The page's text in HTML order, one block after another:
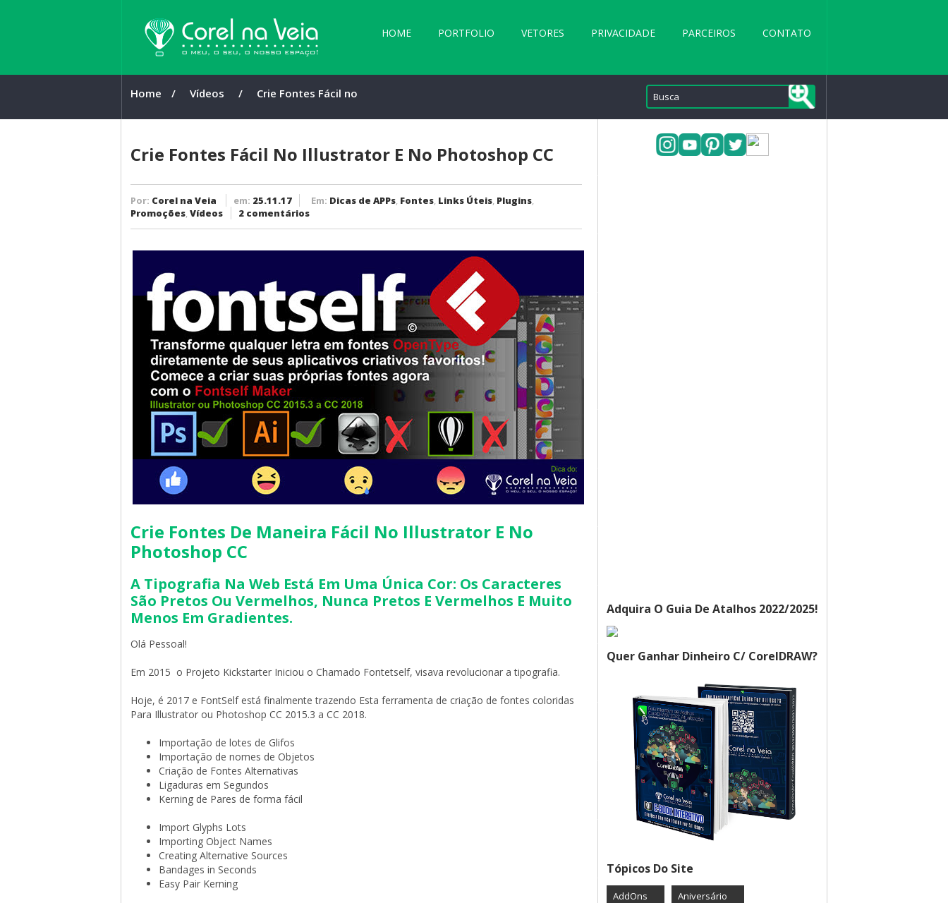
HOME PORTFOLIO VETORES PRIVACIDADE PARCEIROS CONTATO
Home / Vídeos /
Crie Fontes Fácil no
CC
Crie Fontes Fácil No Illustrator E No Photoshop CC
Por: Corel na Veia em: 25.11.17 Em: Dicas de APPs, Fontes, Links Úteis, Plugins,
Promoções,Vídeos 2 comentários
Crie Fontes De Maneira Fácil No Illustrator E No
Photoshop CC
A Tipografia Na Web Está Em Uma Única Cor: Os Caracteres
São Pretos Ou Vermelhos, Nunca Pretos E Vermelhos E Muito
Menos Em Gradientes.
Olá Pessoal!
Em 2015 o Projeto Kickstarter Iniciou o Chamado Fontetself, visava revolucionar a tipografia.
Hoje, é 2017 e FontSelf está finalmente trazendo Esta ferramenta de criação de fontes coloridas
Para Illustrator ou Photoshop CC 2015.3 a CC 2018.
Importação de lotes de Glifos
Importação de nomes de Objetos
Criação de Fontes Alternativas
Ligaduras em Segundos
Kerning de Pares de forma fácil
Import Glyphs Lots
Importing Object Names
Creating Alternative Sources
Bandages in Seconds
Easy Pair Kerning
Adquira O Guia De Atalhos 2022/2025!
Quer Ganhar Dinheiro C/ CorelDRAW?
Tópicos Do Site
AddOns Aniversário